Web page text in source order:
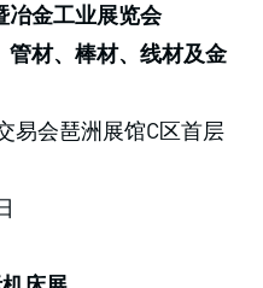
冶金工业展览会
管材、棒材、线材及金
易会琶洲展馆C区首层